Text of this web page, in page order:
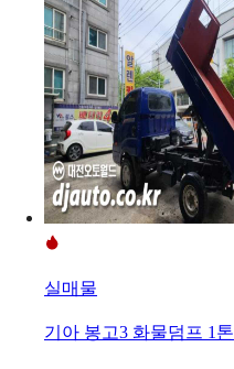
실매물
기아 봉고3 화물덤프 1톤